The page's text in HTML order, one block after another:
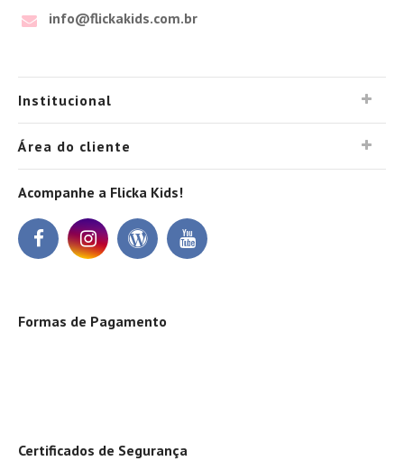
info@flickakids.com.br
Institucional
Área do cliente
Acompanhe a Flicka Kids!
Formas de Pagamento
Certificados de Segurança